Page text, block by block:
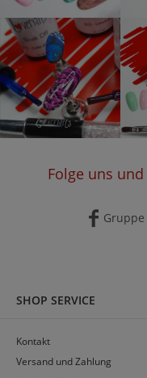
Folge uns
Gruppe
SHOP SERVICE
Kontakt
Versand und Zahlung